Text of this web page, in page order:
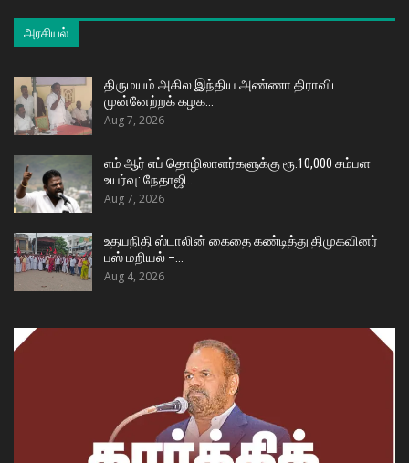
அரசியல்
திருமயம் அகில இந்திய அண்ணா திராவிட
முன்னேற்றக் கழக…
Aug 7, 2026
எம் ஆர் எப் தொழிலாளர்களுக்கு ரூ.10,000 சம்பள
உயர்வு: நேதாஜி…
Aug 7, 2026
உதயநிதி ஸ்டாலின் கைதை கண்டித்து திமுகவினர்
பஸ் மறியல் –…
Aug 4, 2026